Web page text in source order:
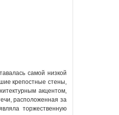
самой низкой
крепостные стены,
акцентом,
расположенная за
торжественную